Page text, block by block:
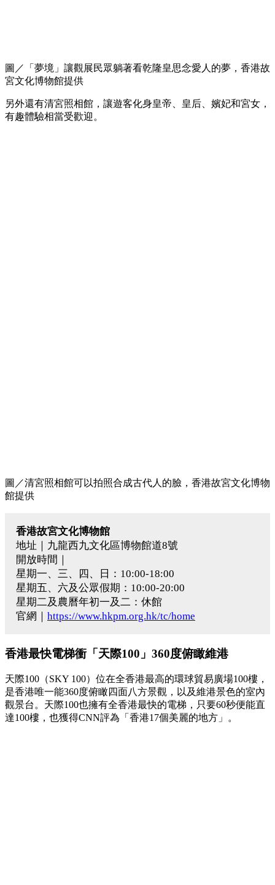
圖／「夢境」讓觀展民眾躺著看乾隆皇思念愛人的夢，香港故
宮文化博物館提供
另外還有清宮照相館，讓遊客化身皇帝、皇后、嬪妃和宮女，
有趣體驗相當受歡迎。
圖／清宮照相館可以拍照合成古代人的臉，香港故宮文化博物
館提供
香港故宮文化博物館
地址｜九龍西九文化區博物館道8號
開放時間｜
星期一、三、四、日：10:00-18:00
星期五、六及公眾假期：10:00-20:00
星期二及農曆年初一及二：休館
官網｜ https://www.hkpm.org.hk/tc/home
香港最快電梯衝「天際100」360度俯瞰維港
天際100（SKY 100）位在全香港最高的環球貿易廣場100樓，
是香港唯一能360度俯瞰四面八方景觀，以及維港景色的室內
觀景台。天際100也擁有全香港最快的電梯，只要60秒便能直
達100樓，也獲得CNN評為「香港17個美麗的地方」。